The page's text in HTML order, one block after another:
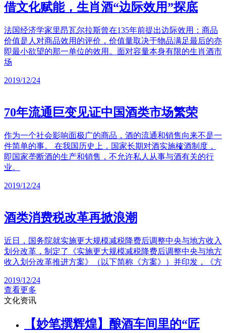
借文化赋能，生肖酒“边际效用”探底
法国经济学家里昂瓦尔拉斯曾在135年前提出边际效用：商品
价值是人对商品效用的评价，价值量取决于物品满足最后的亦
即最小欲望的那一单位的效用。面对容量本身有限的生肖酒市
场
2019/12/24
70年流通巨变见证中国酒类市场繁荣
作为一个社会影响面极广的商品，酒的流通和销售向来不是一
件简单的事。 在我国历史上，国家长期对酒实施榷酒制度，
即国家垄断酒的生产和销售，不允许私人从事与酒有关的行
业。
2019/12/24
酒类消费税改革再掀浪潮
近日，国务院就实施更大规模减税降费后调整中央与地方收入
划分改革，制定了《实施更大规模减税降费后调整中央与地方
收入划分改革推进方案》（以下简称《方案》）并印发，《方
2019/12/24
查看更多
文化资讯
【妙笔撰辉煌】酿酒车间里的“匠